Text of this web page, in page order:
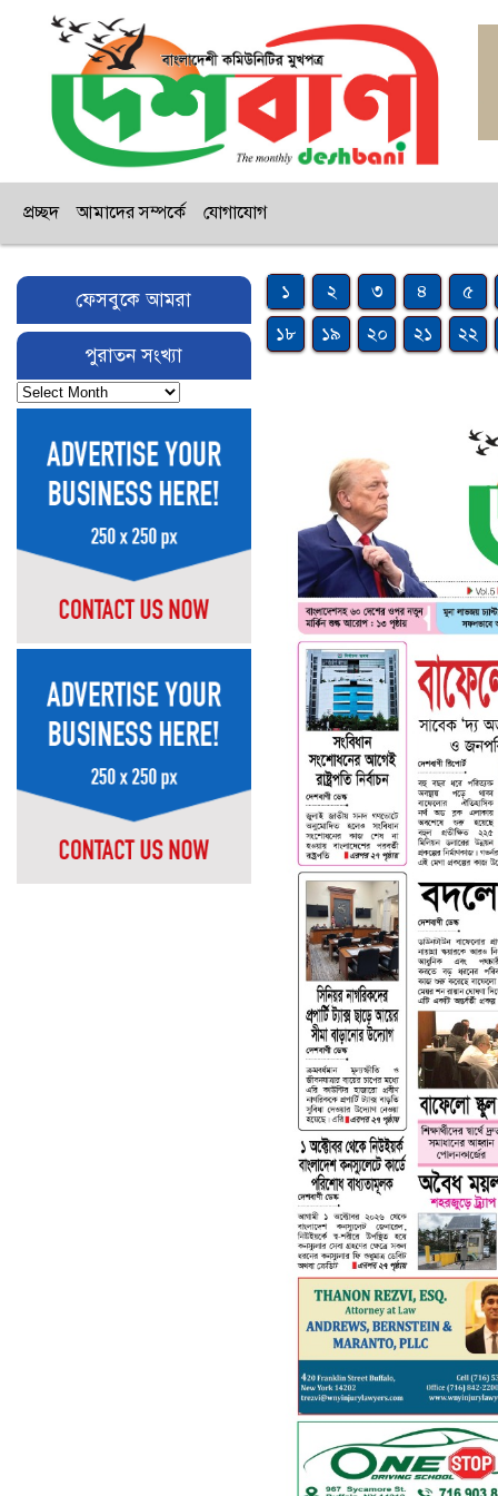
প্রচ্ছদ আমাদের সম্পর্কে যোগাযোগ
ফেসবুকে আমরা
পুরাতন সংখ্যা
পুরাতন
সংখ্যা
১ ২ ৩ ৪
৫
১৮
১৯ ২০ ২১ ২২